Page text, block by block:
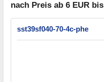
nach Preis ab 6 EUR
sst39sf040-70-4c-phe